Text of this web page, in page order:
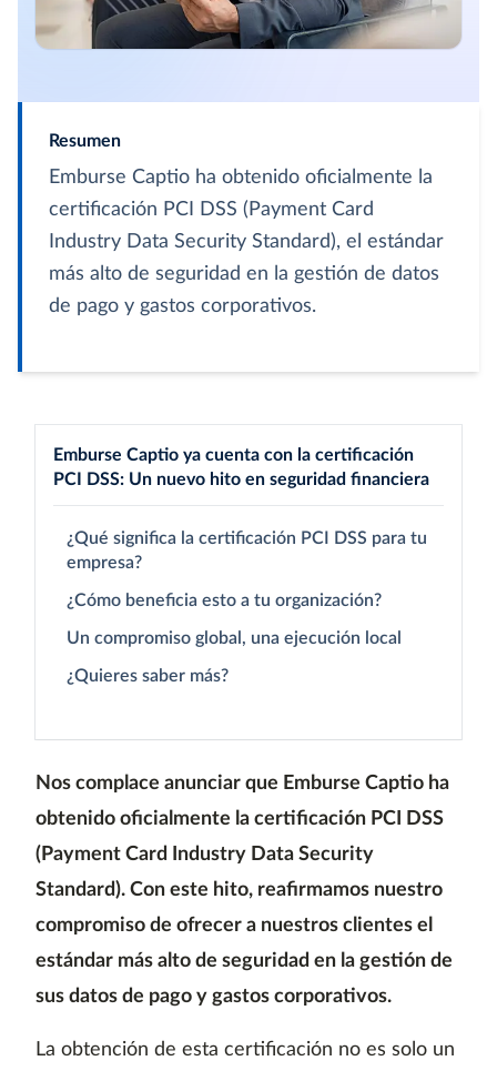
Resumen
Emburse Captio ha obtenido oficialmente la
certificación PCI DSS (Payment Card
Industry Data Security Standard), el estándar
más alto de seguridad en la gestión de datos
de pago y gastos corporativos.
Nos complace anunciar que Emburse Captio ha
obtenido oficialmente la certificación PCI DSS
(Payment Card Industry Data Security
Standard). Con este hito, reafirmamos nuestro
compromiso de ofrecer a nuestros clientes el
estándar más alto de seguridad en la gestión de
sus datos de pago y gastos corporativos.
La obtención de esta certificación no es solo un
Emburse Captio ya cuenta con la certificación
PCI DSS: Un nuevo hito en seguridad financiera
¿Qué significa la certificación PCI DSS para tu
empresa?
¿Cómo beneficia esto a tu organización?
Un compromiso global, una ejecución local
¿Quieres saber más?